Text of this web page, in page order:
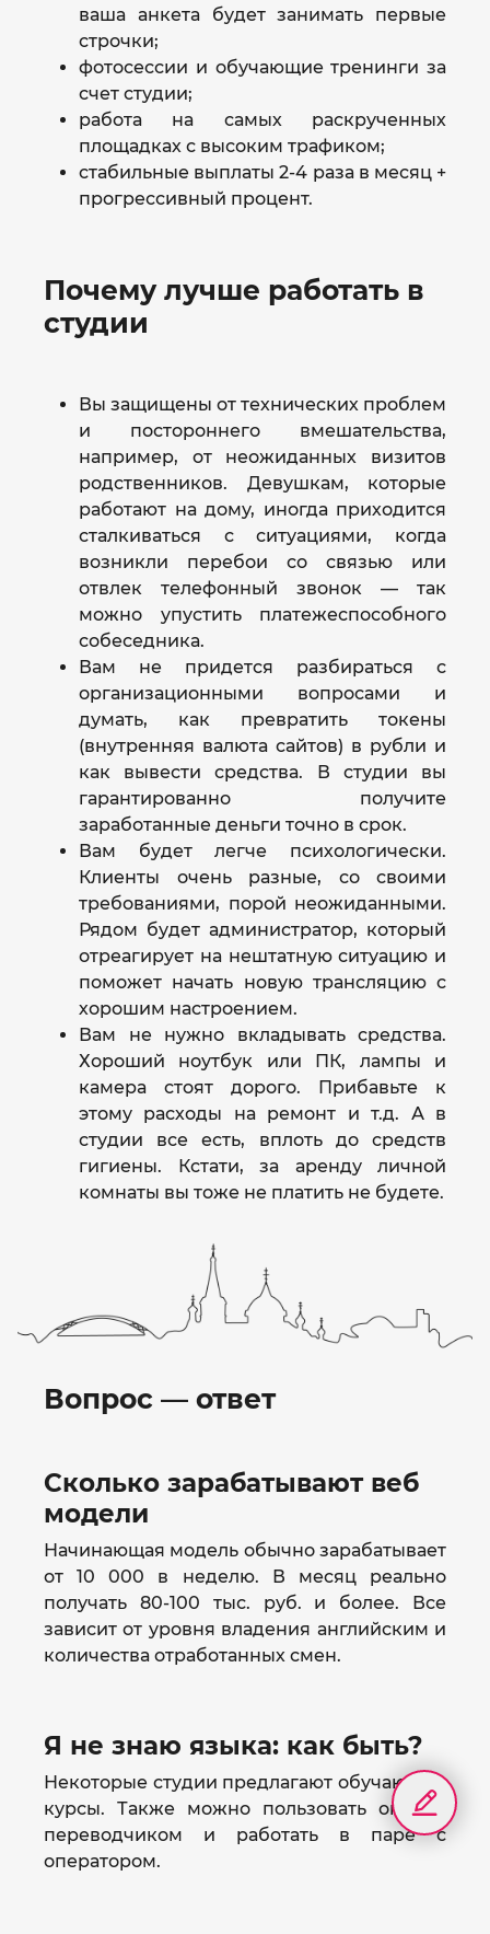
ваша анкета будет занимать первые
строчки;
фотосессии и обучающие тренинги за
счет студии;
работа на самых раскрученных
площадках с высоким трафиком;
стабильные выплаты 2-4 раза в месяц +
прогрессивный процент.
Почему лучше работать в
студии
Вы защищены от технических проблем
и постороннего вмешательства,
например, от неожиданных визитов
родственников. Девушкам, которые
работают на дому, иногда приходится
сталкиваться с ситуациями, когда
возникли перебои со связью или
отвлек телефонный звонок — так
можно упустить платежеспособного
собеседника.
Вам не придется разбираться с
организационными вопросами и
думать, как превратить токены
(внутренняя валюта сайтов) в рубли и
как вывести средства. В студии вы
гарантированно получите
заработанные деньги точно в срок.
Вам будет легче психологически.
Клиенты очень разные, со своими
требованиями, порой неожиданными.
Рядом будет администратор, который
отреагирует на нештатную ситуацию и
поможет начать новую трансляцию с
хорошим настроением.
Вам не нужно вкладывать средства.
Хороший ноутбук или ПК, лампы и
камера стоят дорого. Прибавьте к
этому расходы на ремонт и т.д. А в
студии все есть, вплоть до средств
гигиены. Кстати, за аренду личной
комнаты вы тоже не платить не будете.
Вопрос — ответ
Сколько зарабатывают веб
модели
Начинающая модель обычно зарабатывает
от 10 000 в неделю. В месяц реально
получать 80-100 тыс. руб. и более. Все
зависит от уровня владения английским и
количества отработанных смен.
Я не знаю языка: как быть?
Некоторые студии предлагают обучающие
курсы. Также можно пользовать онлайн
переводчиком и работать в паре с
оператором.